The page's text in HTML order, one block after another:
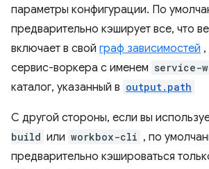
параметры конфигурации. По
предварительно кэширует все, что
включает в свой граф зависимостей
сервис-воркера с именем service-
каталог, указанный в output.path
С другой стороны, если вы
build или workbox-cli , по
предварительно кэшироваться